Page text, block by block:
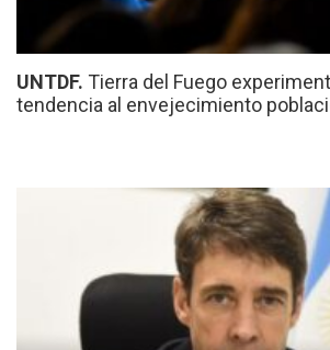
UNTDF. Tierra del Fuego
tendencia al envejecimiento